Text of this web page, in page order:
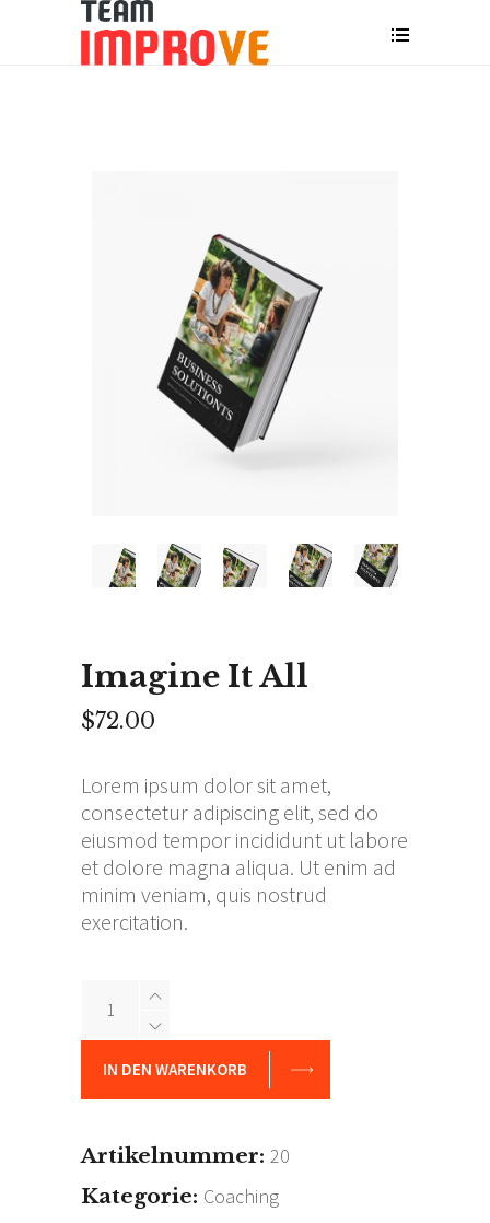
Imagine It All
$72.00
Lorem ipsum dolor sit amet,
consectetur adipiscing elit, sed do
eiusmod tempor incididunt ut labore
et dolore magna aliqua. Ut enim ad
minim veniam, quis nostrud
exercitation.
Imagine
All
quantity
IN DEN WARENKORB
Artikelnummer: 20
Kategorie: Coaching